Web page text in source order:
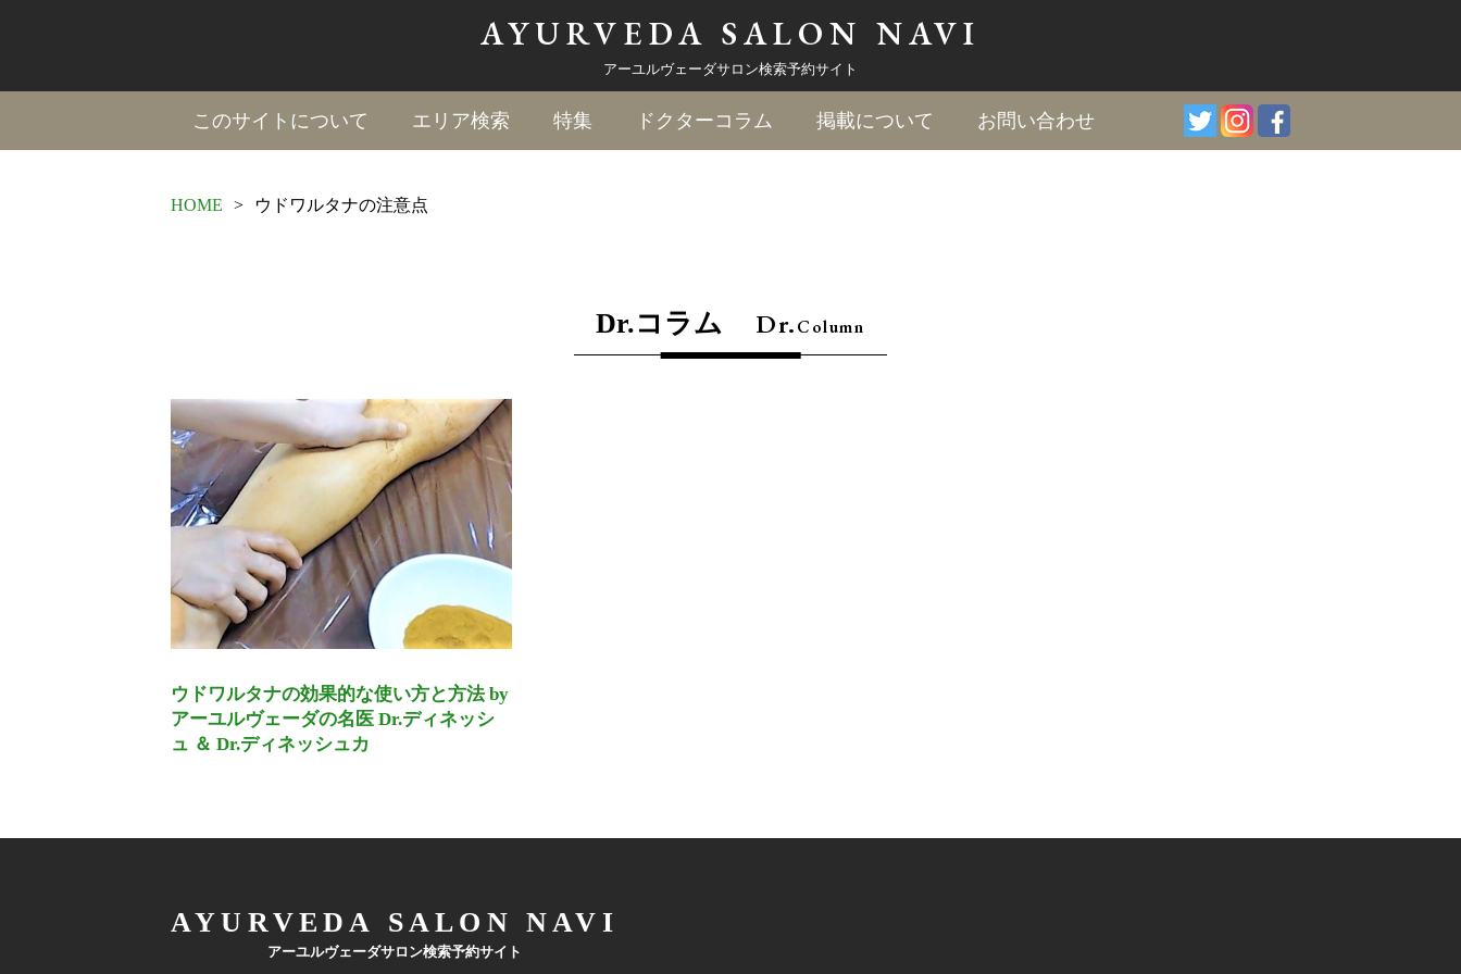
AYURVEDA SALON NAVI
アーユルヴェーダサロン検索予約サイト
このサイトについて エリア検索 特集 ドクターコラム 掲載について お問い合わせ
HOME > ウドワルタナの注意点
Dr.コラム Dr.Column
ウドワルタナの効果的な使い方と方法 by
アーユルヴェーダの名医 Dr.ディネッシ
ュ ＆ Dr.ディネッシュカ
AYURVEDA SALON NAVI
アーユルヴェーダサロン検索予約サイト